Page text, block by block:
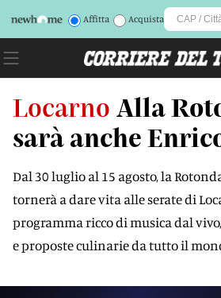
Affitta Acquista
Locarno Alla
sarà anche
Dal 30 luglio al 15 agosto, la
tornerà a dare vita alle serate di
programma ricco di musica dal
e proposte culinarie da tutto il